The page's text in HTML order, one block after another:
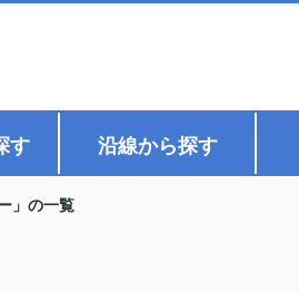
す 沿線から探す
」の一覧